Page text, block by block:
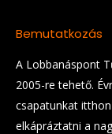
Bemutatkozás
A Lobbanáspont
2005-re tehető.
csapatunkat
elkápráztatni a